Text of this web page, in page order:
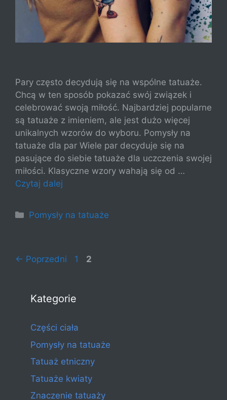
Pary często decydują się na wspólne tatuaże.
Chcą w ten sposób pokazać swój związek i
celebrować swoją miłość. Najbardziej popularne
są tatuaże z imieniem, ale jest dużo więcej
unikalnych wzorów do wyboru. Pomysły na
tatuaże dla par Wiele par decyduje się na
pasujące do siebie tatuaże dla uczczenia swojej
miłości. Klasyczne wzory wahają się od …
Czytaj dalej
Kategorie
Pomysły na tatuaże
← Poprzedni Strona
1 Strona
2
Kategorie
Części ciała
Pomysły na tatuaże
Tatuaż etniczny
Tatuaże kwiaty
Znaczenie tatuaży